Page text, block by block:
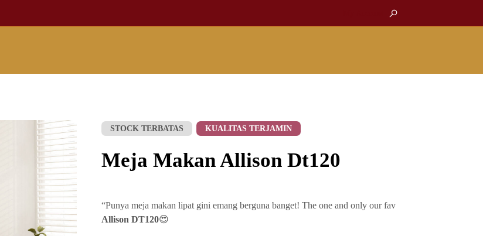
STOCK TERBATAS KUALITAS TERJAMIN
Meja Makan Allison Dt120
“Punya meja makan lipat gini emang berguna banget! The one and only our fav
Allison DT120😍